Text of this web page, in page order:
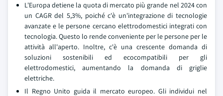
L'Europa detiene la quota di mercato più grande nel 2024 con
un CAGR del 5,3%, poiché c'è un'integrazione di tecnologie
avanzate e le persone cercano elettrodomestici integrati con
tecnologia. Questo lo rende conveniente per le persone per le
attività all'aperto. Inoltre, c'è una crescente domanda di
soluzioni sostenibili ed ecocompatibili per gli
elettrodomestici, aumentando la domanda di griglie
elettriche.
Il Regno Unito guida il mercato europeo. Gli individui nel